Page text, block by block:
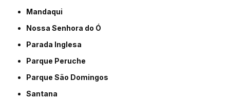
Mandaqui
Nossa Senhora do Ó
Parada Inglesa
Parque Peruche
Parque São Domingos
Santana